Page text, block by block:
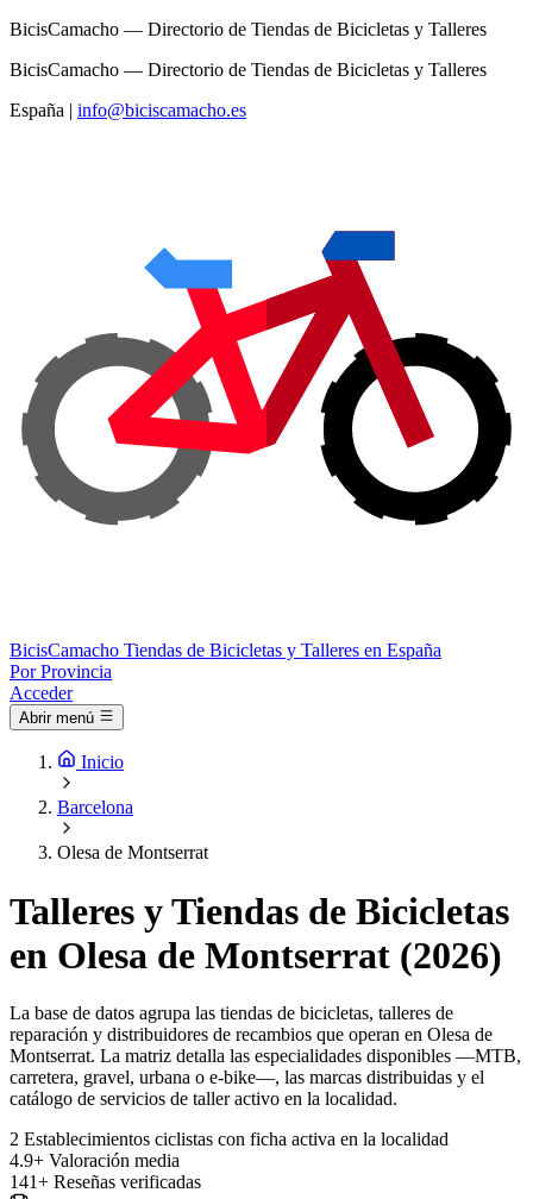
BicisCamacho — Directorio de Tiendas de Bicicletas y Talleres
BicisCamacho — Directorio de Tiendas de Bicicletas y Talleres
España | info@biciscamacho.es
BicisCamacho Tiendas de Bicicletas y Talleres en España
Por Provincia
Acceder
Abrir menú
Inicio
Barcelona
Olesa de Montserrat
Talleres y Tiendas de Bicicletas
en Olesa de Montserrat (2026)
La base de datos agrupa las tiendas de bicicletas, talleres de
reparación y distribuidores de recambios que operan en Olesa de
Montserrat. La matriz detalla las especialidades disponibles —MTB,
carretera, gravel, urbana o e-bike—, las marcas distribuidas y el
catálogo de servicios de taller activo en la localidad.
2 Establecimientos ciclistas con ficha activa en la localidad
4.9+ Valoración media
141+ Reseñas verificadas